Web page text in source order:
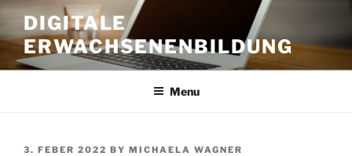
Skip
content
DIGITALE
ERWACHSENENBILDUNG
Menu
POSTED
3. FEBER 2022 BY MICHAELA WAGNER